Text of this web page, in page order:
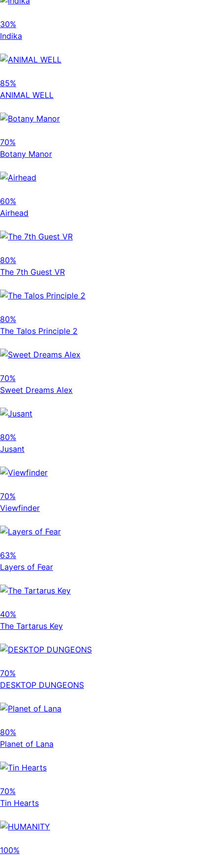
30%
Indika
85%
ANIMAL WELL
70%
Botany Manor
60%
Airhead
80%
The 7th Guest VR
80%
The Talos Principle 2
70%
Sweet Dreams Alex
80%
Jusant
70%
Viewfinder
63%
Layers of Fear
40%
The Tartarus Key
70%
DESKTOP DUNGEONS
80%
Planet of Lana
70%
Tin Hearts
100%